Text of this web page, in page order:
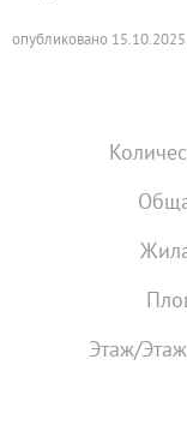
опубликовано
Этаж/